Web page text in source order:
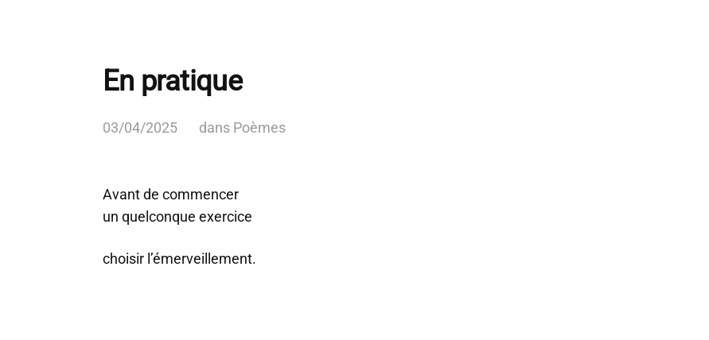
En pratique
03/04/2025 dans Poèmes
Avant de commencer
un quelconque exercice
choisir l’émerveillement.